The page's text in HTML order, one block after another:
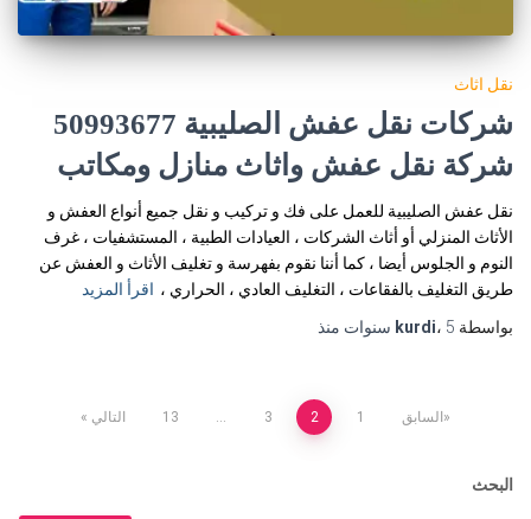
نقل اثاث
شركات نقل عفش الصليبية 50993677
شركة نقل عفش واثاث منازل ومكاتب
نقل عفش الصليبية للعمل على فك و تركيب و نقل جميع أنواع العفش و
الأثاث المنزلي أو أثاث الشركات ، العيادات الطبية ، المستشفيات ، غرف
النوم و الجلوس أيضا ، كما أننا نقوم بفهرسة و تغليف الأثاث و العفش عن
طريق التغليف بالفقاعات ، التغليف العادي ، الحراري ، اقرأ المزيد
بواسطة
kurdi، 5 سنوات منذ
صفحات
السابق 1
2
3
13 التالي
البحث